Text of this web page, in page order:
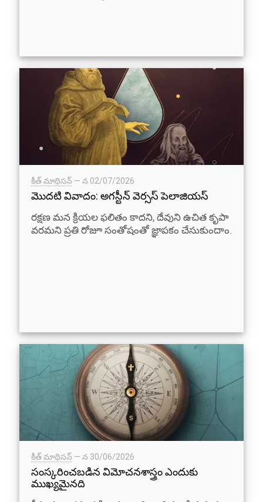
కీత్ మాథిసన్ — న 02/07/2026
మొదటి వివాదం: అగస్టీన్ వెర్సస్ పెలాజియస్
రక్షణ మన క్రియల ఫలితం కాదని, దేవుని ఉచిత కృపా
వరమని ప్రతి రోజూ సంతోషంతో జ్ఞాపకం చేసుకుందాం.
కీత్ మాథిసన్ — న 30/06/2026
సంస్కరించబడిన విమోచనశాస్త్రం ఎందుకు
ముఖ్యమైనది